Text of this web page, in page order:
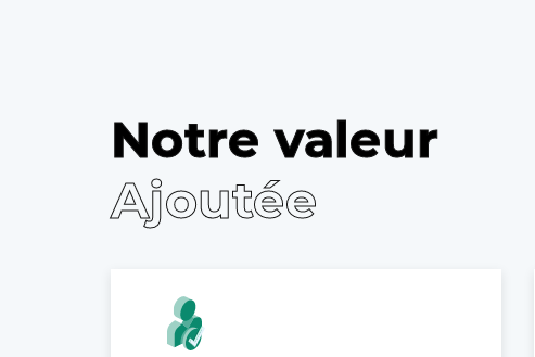
Notre valeur
Ajoutée